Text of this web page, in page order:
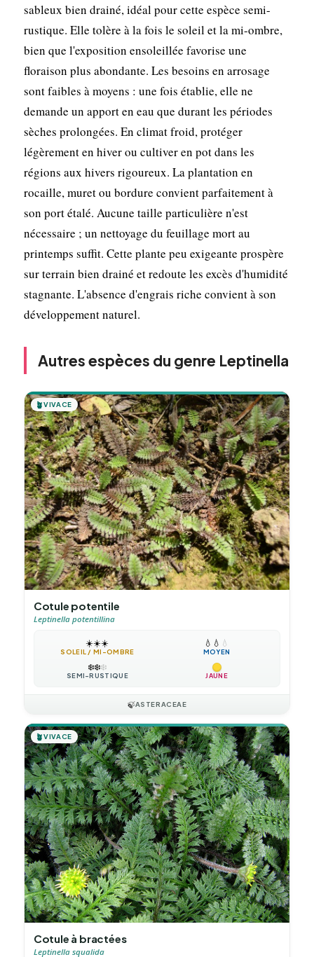
sableux bien drainé, idéal pour cette espèce semi-
rustique. Elle tolère à la fois le soleil et la mi-ombre,
bien que l'exposition ensoleillée favorise une
floraison plus abondante. Les besoins en arrosage
sont faibles à moyens : une fois établie, elle ne
demande un apport en eau que durant les périodes
sèches prolongées. En climat froid, protéger
légèrement en hiver ou cultiver en pot dans les
régions aux hivers rigoureux. La plantation en
rocaille, muret ou bordure convient parfaitement à
son port étalé. Aucune taille particulière n'est
nécessaire ; un nettoyage du feuillage mort au
printemps suffit. Cette plante peu exigeante prospère
sur terrain bien drainé et redoute les excès d'humidité
stagnante. L'absence d'engrais riche convient à son
développement naturel.
Autres espèces du genre Leptinella
🪴VIVACE
Cotule potentile
Leptinella potentillina
☀️☀️☀️
SOLEIL / MI-OMBRE
💧 💧 💧
MOYEN
❄️❄️❄️
SEMI-RUSTIQUE JAUNE
🍃ASTERACEAE
🪴VIVACE
Cotule à bractées
Leptinella squalida